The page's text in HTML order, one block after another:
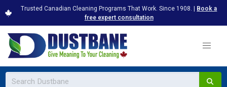
Trusted Canadian Cleaning Programs That Work. Since 1908. | Book a
free expert consultation